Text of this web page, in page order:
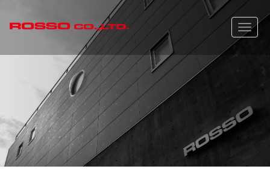
Toggle